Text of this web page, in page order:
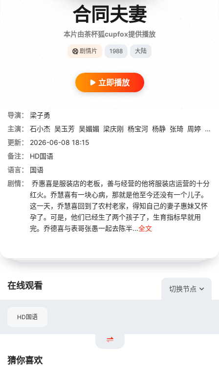
合同夫妻
本片由茶杯狐cupfox提供播放
剧情片 1988 大陆
立即播放
导演：
梁子勇
主演：
石小杰 吴玉芳 吴媚媚 梁庆刚 杨宝河 杨静 张琦 周婷 徐
更新：
2026-06-08 18:15
备注：
HD国语
语言：
国语
剧情：
乔惠喜是服装店的老板，善与经营的他将服装店运营的十分
红火。乔慧喜有一块心病，那就是他至今还没有一个儿子。
这一天，乔慧喜回到了农村老家，得知自己的妻子惠妹又怀
孕了。可是，他们已经生了两个孩子了，生育指标早就用
完。乔德喜与表哥张愚一起去陈半...全文
在线观看 切换节点
HD国语
猜你喜欢